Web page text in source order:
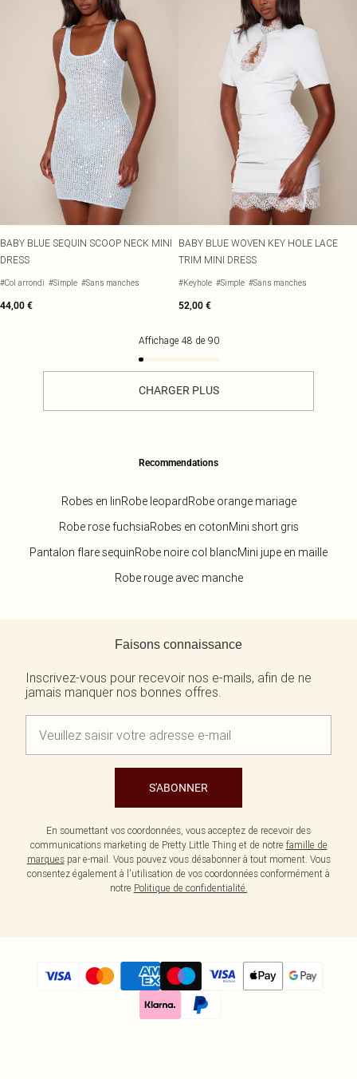
BABY BLUE SEQUIN SCOOP NECK MINI
DRESS
#Col arrondi #Simple #Sans manches
44,00 €
BABY BLUE WOVEN KEY HOLE LACE
TRIM MINI DRESS
#Keyhole #Simple #Sans manches
52,00 €
Affichage 48 de 90
CHARGER PLUS
Recommendations
Robes en linRobe leopardRobe orange mariage
Robe rose fuchsiaRobes en cotonMini short gris
Pantalon flare sequinRobe noire col blancMini jupe en maille
Robe rouge avec manche
Faisons connaissance
Inscrivez-vous pour recevoir nos e-mails, afin de ne
jamais manquer nos bonnes offres.
S'ABONNER
En soumettant vos coordonnées, vous acceptez de recevoir des
communications marketing de Pretty Little Thing et de notre famille de
marquespar e-mail. Vous pouvez vous désabonner à tout moment. Vous
consentez également à l'utilisation de vos coordonnées conformément à
notre Politique de confidentialité.